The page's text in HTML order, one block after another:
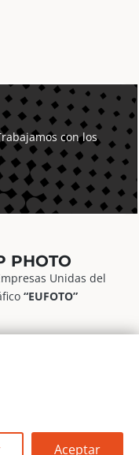
con los
PHOTO
Unidas del
“EUFOTO”
Aceptar